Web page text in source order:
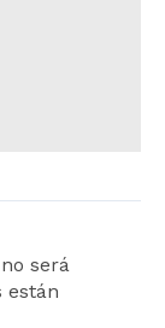
será
están